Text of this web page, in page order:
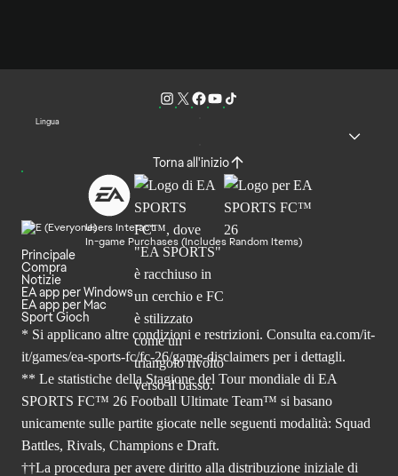
Lingua
Torna all'inizio
Users Interact
In-game Purchases (Includes Random Items)
Principale
Compra
Notizie
EA app per Windows
EA app per Mac
Sport Gioch
* Si applicano altre condizioni e restrizioni. Consulta ea.com/it-
it/games/ea-sports-fc/fc-26/game-disclaimers per i dettagli.
** Le statistiche della Stagione del Tour mondiale di EA
SPORTS FC™ 26 Football Ultimate Team™ si basano
unicamente sulle partite giocate nelle seguenti modalità: Squad
Battles, Rivals, Champions e Draft.
††La procedura per avere diritto alla distribuzione iniziale di